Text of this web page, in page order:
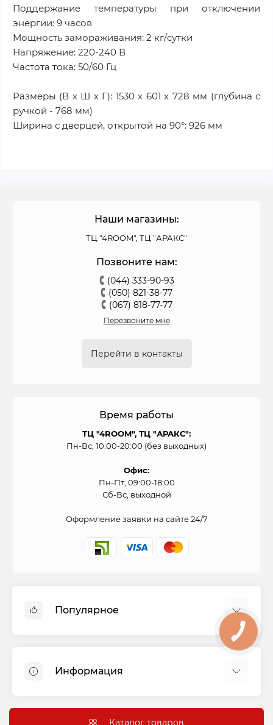
Поддержание температуры при отключении
энергии: 9 часов
Мощность замораживания: 2 кг/сутки
Напряжение: 220-240 В
Частота тока: 50/60 Гц
Размеры (В х Ш х Г): 1530 х 601 х 728 мм (глубина с
ручкой - 768 мм)
Ширина с дверцей, открытой на 90°: 926 мм
Наши магазины:
ТЦ "4ROOM", ТЦ "АРАКС"
Позвоните нам:
(044) 333-90-93
(050) 821-38-77
(067) 818-77-77
Перезвоните мне
Перейти в контакты
Время работы
ТЦ "4ROOM", ТЦ "АРАКС":
Пн-Вс, 10:00-20:00 (без выходных)
Офис:
Пн-Пт, 09:00-18:00
Сб-Вс, выходной
Оформление заявки на сайте 24/7
Популярное
Варочные панели
Вытяжки
Информация
Каталог товаров